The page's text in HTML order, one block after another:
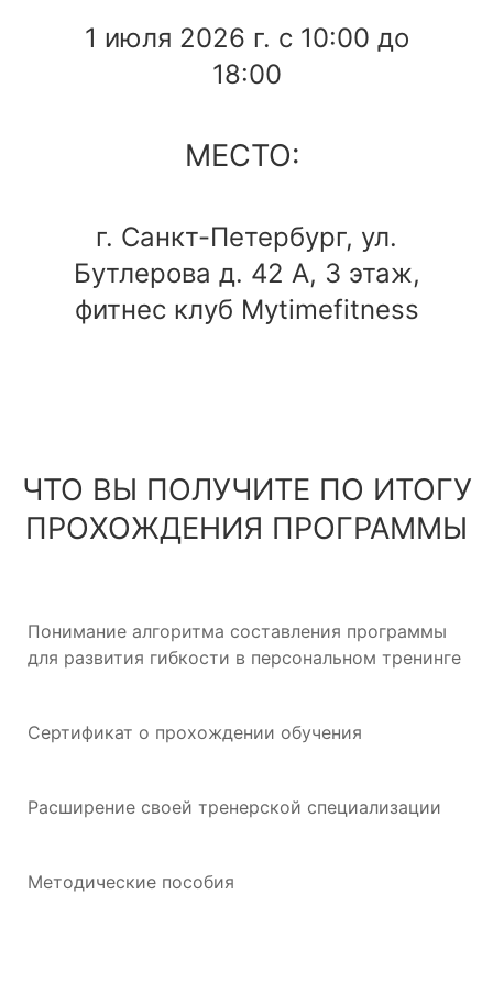
1 июля 2026 г. с 10:00 до
18:00
МЕСТО:
г. Санкт-Петербург, ул.
Бутлерова д. 42 А, 3 этаж,
фитнес клуб Mytimefitness
ЧТО ВЫ ПОЛУЧИТЕ ПО ИТОГУ
ПРОХОЖДЕНИЯ ПРОГРАММЫ
Понимание алгоритма составления программы
для развития гибкости в персональном тренинге
Сертификат о прохождении обучения
Расширение своей тренерской специализации
Методические пособия